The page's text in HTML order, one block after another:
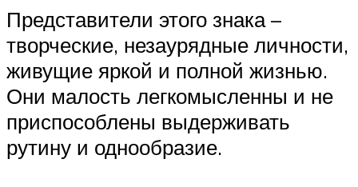
Представители этого знака –
творческие, незаурядные личности,
живущие яркой и полной жизнью.
Они малость легкомысленны и не
приспособлены выдерживать
рутину и однообразие.